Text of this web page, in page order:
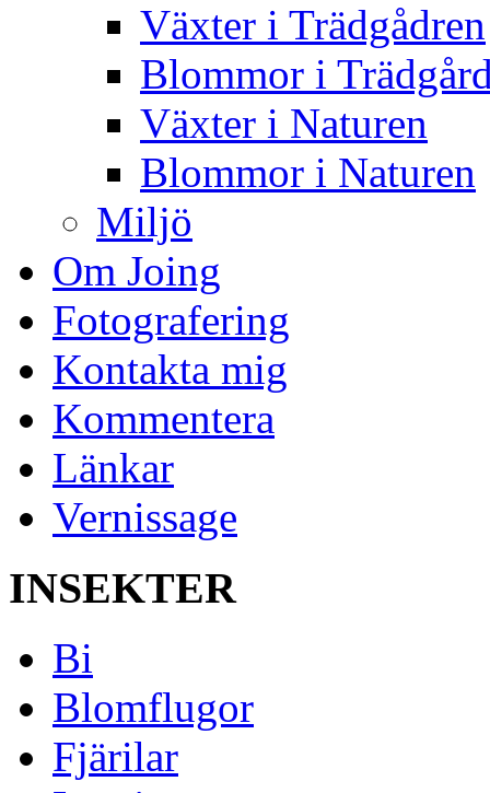
Växter i Trädgådren
Blommor i
Växter i Naturen
Blommor i Naturen
Miljö
Om Joing
Fotografering
Kontakta mig
Kommentera
Länkar
Vernissage
INSEKTER
Bi
Blomflugor
Fjärilar